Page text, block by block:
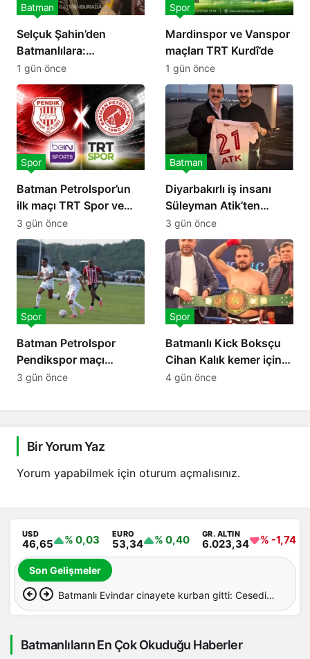
Selçuk Şahin’den
Batmanlılara:
Desteğinize ihtiyacımız
var
Batman
1 gün önce
Mardinspor ve Vanspor
maçları TRT Kurdî’de
Spor
1 gün önce
Batman Petrolspor’un
ilk maçı TRT Spor ve
Beın Sports’ta canlı
yayınlanacak
Spor
3 gün önce
Diyarbakırlı iş insanı
Süleyman Atik’ten
Petrolspor’a 2 Milyon TL
destek
Batman
3 gün önce
Batman Petrolspor
Pendikspor maçı
hakemi açıklandı
Spor
3 gün önce
Batmanlı Kick Boksçu
Cihan Kalık kemer için
ringe çıkıyor
Spor
4 gün önce
Bir Yorum Yaz
Yorum yapabilmek için oturum açmalısınız.
USD
46,65 % 0,03 EURO
53,34 % 0,40 GR. ALTIN
6.023,34 % -1,74
Son Gelişmeler
Batmanlı Evindar cinayete kurban gitti: Cesedi
Batmanlıların En Çok Okuduğu Haberler